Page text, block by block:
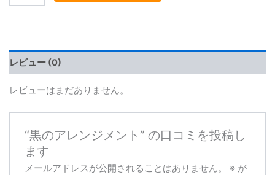
レビュー (0)
レビューはまだありません。
“黒のアレンジメント” の口コミを投稿し
ます
メールアドレスが公開されることはありません。 ※ が